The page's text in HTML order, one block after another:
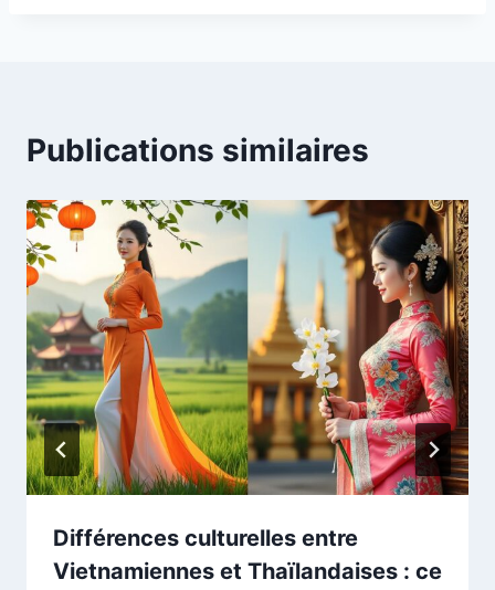
Publications similaires
Différences culturelles entre
Vietnamiennes et Thaïlandaises : ce